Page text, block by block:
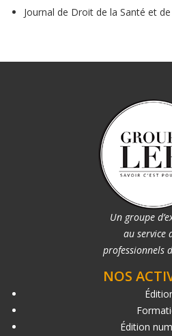
Journal de Droit de la Santé et
Un groupe
au service
professionnels
NOS
Édition